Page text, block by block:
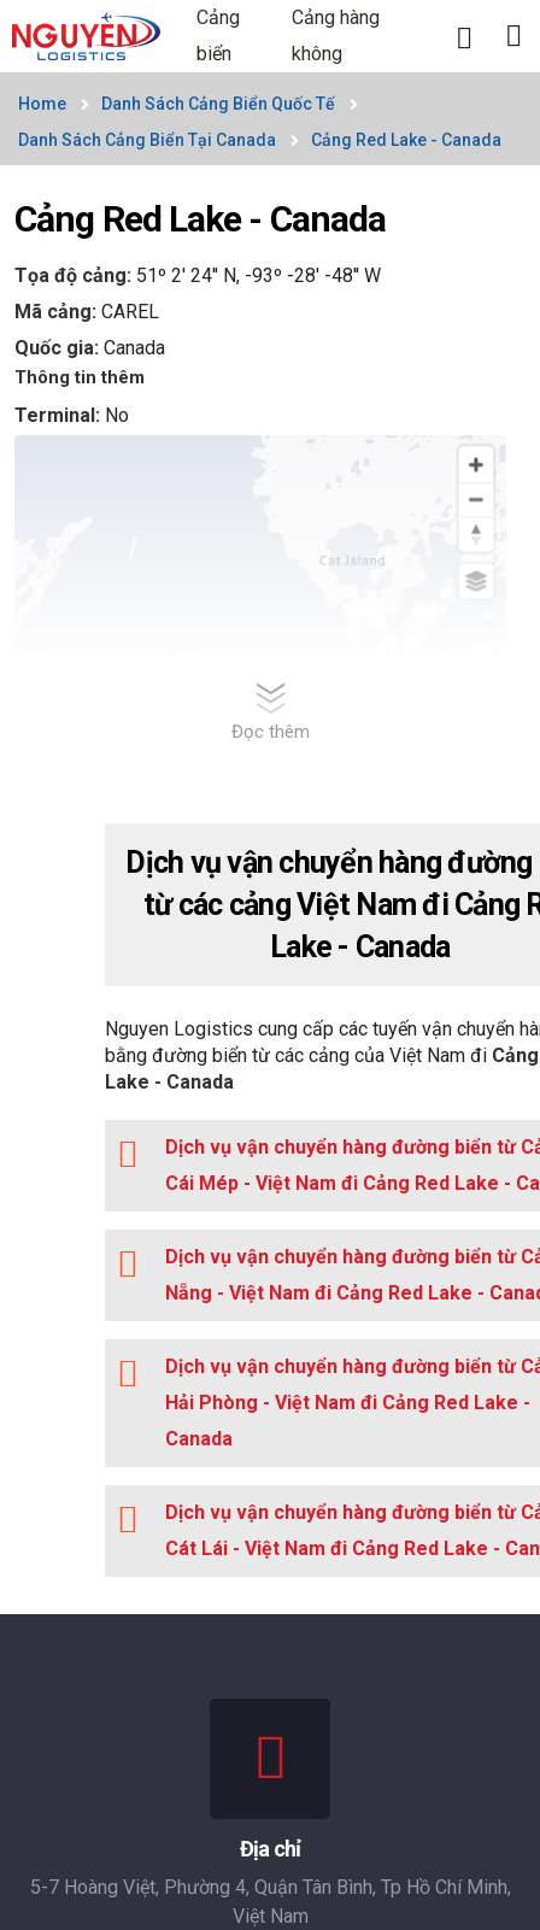
Cảng
biển
Cảng hàng
không
Home
Danh Sách Cảng Biển Quốc Tế
Danh Sách Cảng Biển Tại Canada
Cảng Red Lake - Canada
Cảng Red Lake - Canada
Tọa độ cảng: 51º 2' 24'' N, -93º -28' -48'' W
Mã cảng: CAREL
Quốc gia: Canada
Thông tin thêm
Terminal: No
Đọc thêm
Dịch vụ vận chuyển hàng
từ các cảng Việt Nam đi Cảng
Lake - Canada
Nguyen Logistics cung cấp các tuyến vận chuyển
bằng đường biển từ các cảng của Việt Nam đi
Lake - Canada
Dịch vụ vận chuyển hàng đường biển từ
Cái Mép - Việt Nam đi Cảng Red Lake -
Dịch vụ vận chuyển hàng đường biển từ
Nẵng - Việt Nam đi Cảng Red Lake -
Dịch vụ vận chuyển hàng đường biển từ
Hải Phòng - Việt Nam đi Cảng Red Lake -
Canada
Dịch vụ vận chuyển hàng đường biển từ
Cát Lái - Việt Nam đi Cảng Red Lake -
Địa chỉ
5-7 Hoàng Việt, Phường 4, Quận Tân Bình, Tp Hồ Chí Minh,
Việt Nam